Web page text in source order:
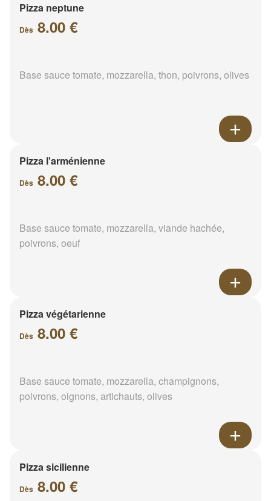
Pizza neptune
Dès 8.00 €
Base sauce tomate, mozzarella, thon, poivrons, olives
Pizza l'arménienne
Dès 8.00 €
Base sauce tomate, mozzarella, viande hachée,
poivrons, oeuf
Pizza végétarienne
Dès 8.00 €
Base sauce tomate, mozzarella, champignons,
poivrons, oignons, artichauts, olives
Pizza sicilienne
Dès 8.00 €